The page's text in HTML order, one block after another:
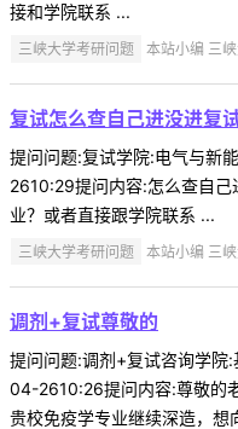
接和学院联系 ...
三峡大学考研问题 本站小编 三
复试怎么查自己进没进复
提问问题:复试学院:电气与
2610:29提问内容:怎么查自
业？或者直接跟学院联系 ...
三峡大学考研问题 本站小编 三
调剂+复试尊敬的
提问问题:调剂+复试咨询学
04-2610:26提问内容:尊敬的
贵校免疫学专业继续深造，